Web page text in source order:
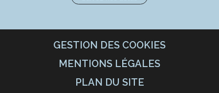
GESTION DES COOKIES
MENTIONS LÉGALES
PLAN DU SITE